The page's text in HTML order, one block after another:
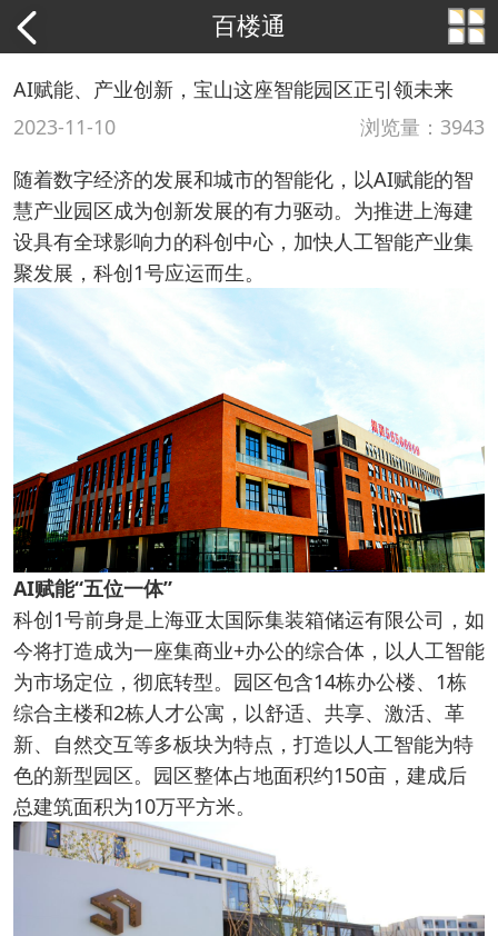
百楼通
AI赋能、产业创新，宝山这座智能园区正引领未来
2023-11-10
浏览量：3943
随着数字经济的发展和城市的智能化，以AI赋能的智
慧产业园区成为创新发展的有力驱动。为推进上海建
设具有全球影响力的科创中心，加快人工智能产业集
聚发展，科创1号应运而生。
AI赋能“五位一体”
科创1号前身是上海亚太国际集装箱储运有限公司，如
今将打造成为一座集商业+办公的综合体，以人工智能
为市场定位，彻底转型。园区包含14栋办公楼、1栋
综合主楼和2栋人才公寓，以舒适、共享、激活、革
新、自然交互等多板块为特点，打造以人工智能为特
色的新型园区。园区整体占地面积约150亩，建成后
总建筑面积为10万平方米。